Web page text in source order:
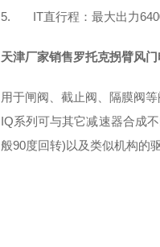
5. IT直行程：最大出力
天津厂家销售罗托克拐臂风
用于闸阀、截止阀、隔膜阀
IQ系列可与其它减速器合成
般90度回转)以及类似机构的